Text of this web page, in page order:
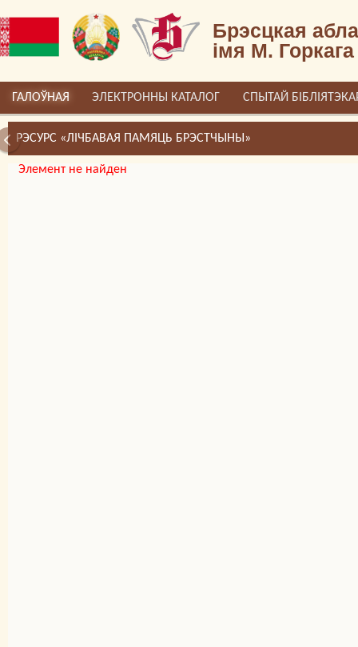
Брэсцкая
імя М. Горкага
ГАЛОЎНАЯ ЭЛЕКТРОННЫ КАТАЛОГ СПЫТАЙ
РЭСУРС «ЛІЧБАВАЯ ПАМЯЦЬ БРЭСТЧЫНЫ»
Элемент не найден